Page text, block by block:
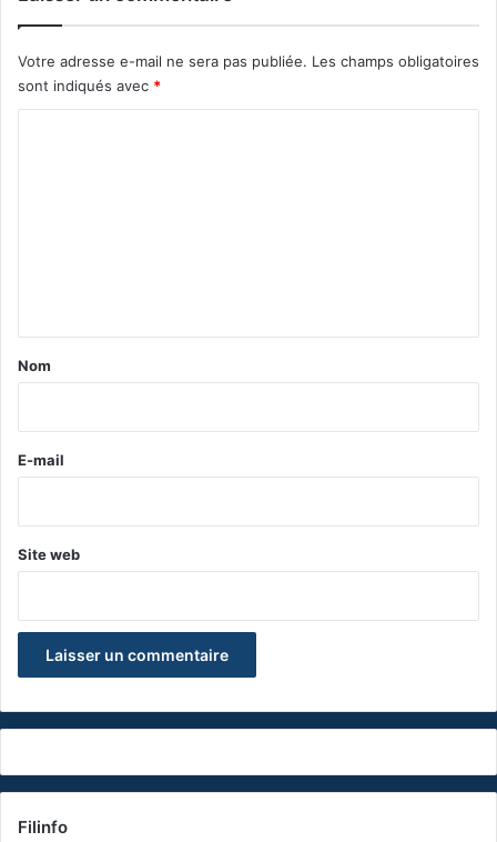
Votre adresse e-mail ne sera pas publiée. Les champs obligatoires
sont indiqués avec *
a
e
Nom
E-mail
Site web
Filinfo